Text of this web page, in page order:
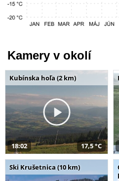
Kamery v okolí
Kubínska hoľa (2 km)
18:02 17,5 °C
Ski Krušetnica (10 km)